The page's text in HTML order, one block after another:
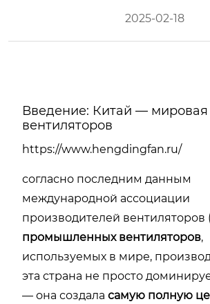
2025-02-18
Введение: Китай —
вентиляторов
https://www.hengdingfan.ru/
согласно последним данным
международной ассоциации
производителей вентиляторов
промышленных вентиляторов,
используемых в мире,
эта страна не просто
— она создала самую полную